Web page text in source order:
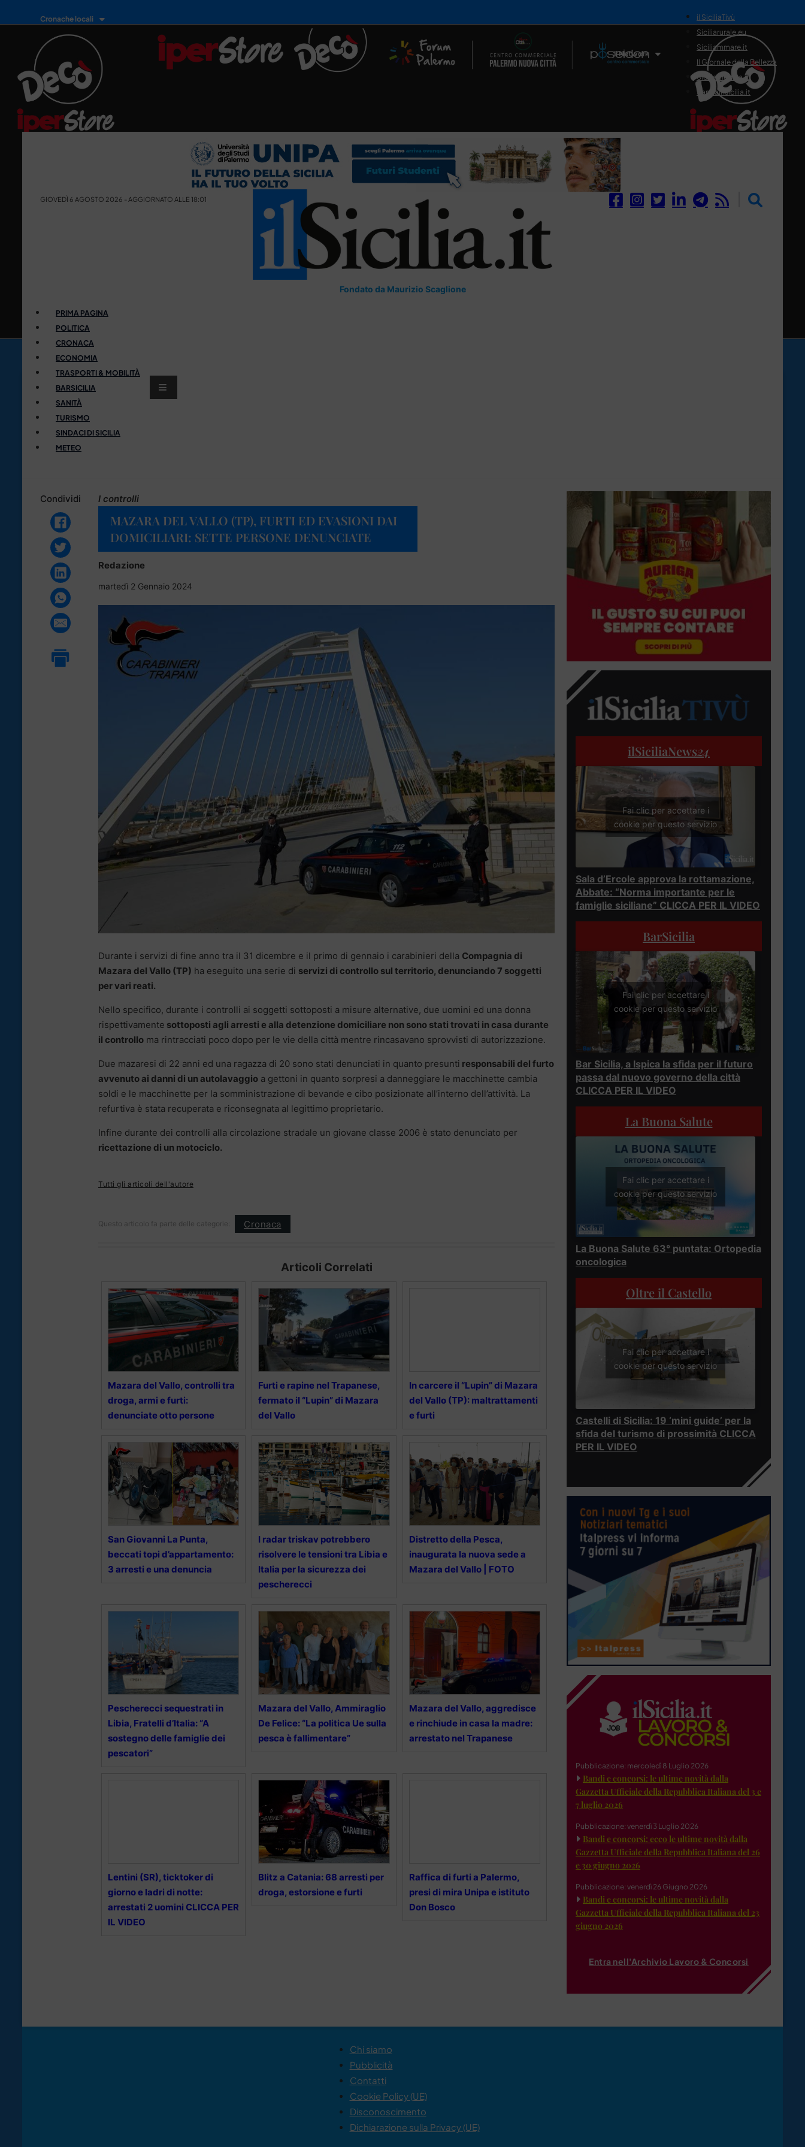
Cronache locali
Il Network
il SiciliaTivù
Siciliarurale.eu
Siciliammare.it
Il Giornale della Bellezza
Siciliamedica.it
Sanitainsicilia.it
GIOVEDÌ 6 AGOSTO 2026 - AGGIORNATO ALLE 18:01
Fondato da Maurizio Scaglione
PRIMA PAGINA
POLITICA
CRONACA
ECONOMIA
TRASPORTI & MOBILITÀ
BARSICILIA
SANITÀ
TURISMO
SINDACI DI SICILIA
METEO
Condividi I controlli
MAZARA DEL VALLO (TP), FURTI ED EVASIONI DAI
DOMICILIARI: SETTE PERSONE DENUNCIATE
Redazione
martedì 2 Gennaio 2024
Durante i servizi di fine anno tra il 31 dicembre e il primo di gennaio i carabinieri della Compagnia di
Mazara del Vallo (TP) ha eseguito una serie di servizi di controllo sul territorio, denunciando 7 soggetti
per vari reati.
Nello specifico, durante i controlli ai soggetti sottoposti a misure alternative, due uomini ed una donna
rispettivamente sottoposti agli arresti e alla detenzione domiciliare non sono stati trovati in casa durante
il controllo ma rintracciati poco dopo per le vie della città mentre rincasavano sprovvisti di autorizzazione.
Due mazaresi di 22 anni ed una ragazza di 20 sono stati denunciati in quanto presunti responsabili del furto
avvenuto ai danni di un autolavaggio a gettoni in quanto sorpresi a danneggiare le macchinette cambia
soldi e le macchinette per la somministrazione di bevande e cibo posizionate all’interno dell’attività. La
refurtiva è stata recuperata e riconsegnata al legittimo proprietario.
Infine durante dei controlli alla circolazione stradale un giovane classe 2006 è stato denunciato per
ricettazione di un motociclo.
Tutti gli articoli dell'autore
Questo articolo fa parte delle categorie: Cronaca
Articoli Correlati
Mazara del Vallo, controlli tra
droga, armi e furti:
denunciate otto persone
Furti e rapine nel Trapanese,
fermato il “Lupin” di Mazara
del Vallo
In carcere il “Lupin” di Mazara
del Vallo (TP): maltrattamenti
e furti
San Giovanni La Punta,
beccati topi d’appartamento:
3 arresti e una denuncia
I radar triskav potrebbero
risolvere le tensioni tra Libia e
Italia per la sicurezza dei
pescherecci
Distretto della Pesca,
inaugurata la nuova sede a
Mazara del Vallo | FOTO
Pescherecci sequestrati in
Libia, Fratelli d’Italia: “A
sostegno delle famiglie dei
pescatori”
Mazara del Vallo, Ammiraglio
De Felice: “La politica Ue sulla
pesca è fallimentare”
Mazara del Vallo, aggredisce
e rinchiude in casa la madre:
arrestato nel Trapanese
Lentini (SR), ticktoker di
giorno e ladri di notte:
arrestati 2 uomini CLICCA PER
IL VIDEO
Blitz a Catania: 68 arresti per
droga, estorsione e furti
Raffica di furti a Palermo,
presi di mira Unipa e istituto
Don Bosco
ilSiciliaNews24
Fai clic per accettare i
cookie per questo servizio
Sala d’Ercole approva la rottamazione,
Abbate: “Norma importante per le
famiglie siciliane” CLICCA PER IL VIDEO
BarSicilia
Fai clic per accettare i
cookie per questo servizio
Bar Sicilia, a Ispica la sfida per il futuro
passa dal nuovo governo della città
CLICCA PER IL VIDEO
La Buona Salute
Fai clic per accettare i
cookie per questo servizio
La Buona Salute 63° puntata: Ortopedia
oncologica
Oltre il Castello
Fai clic per accettare i
cookie per questo servizio
Castelli di Sicilia: 19 ‘mini guide’ per la
sfida del turismo di prossimità CLICCA
PER IL VIDEO
Pubblicazione: mercoledì 8 Luglio 2026
Bandi e concorsi: le ultime novità dalla
Gazzetta Ufficiale della Repubblica Italiana del 3 e
7 luglio 2026
Pubblicazione: venerdì 3 Luglio 2026
Bandi e concorsi: ecco le ultime novità dalla
Gazzetta Ufficiale della Repubblica Italiana del 26
e 30 giugno 2026
Pubblicazione: venerdì 26 Giugno 2026
Bandi e concorsi: le ultime novità dalla
Gazzetta Ufficiale della Repubblica Italiana del 23
giugno 2026
Entra nell'Archivio Lavoro & Concorsi
Chi siamo
Pubblicità
Contatti
Cookie Policy (UE)
Disconoscimento
Dichiarazione sulla Privacy (UE)